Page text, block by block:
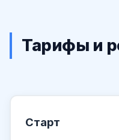
Тарифы и
Старт